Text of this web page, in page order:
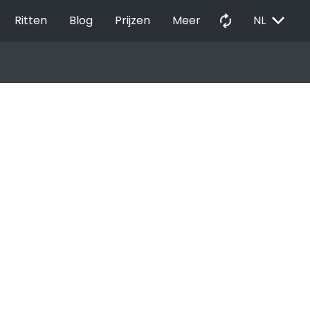
Ritten Blog Prijzen Meer autorenew NL EXPAND_MORE